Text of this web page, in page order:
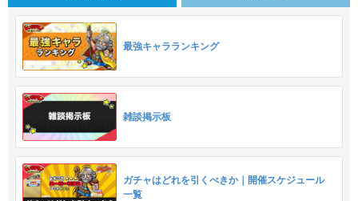
最強キャラランキング
雑談掲示板
ガチャはどれを引くべきか｜開催スケジュール
一覧